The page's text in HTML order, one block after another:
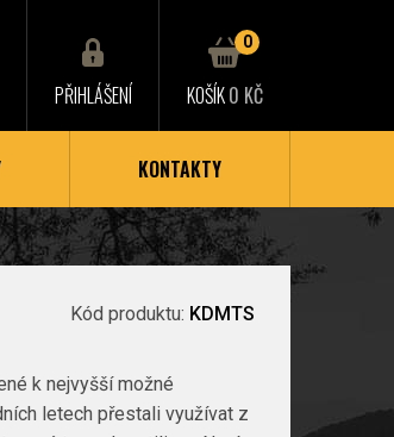
PŘIHLÁŠENÍ
0
KOŠÍK0 KČ
KONTAKTY
Kód produktu: KDMTS
k nejvyšší možné
letech přestali využívat z